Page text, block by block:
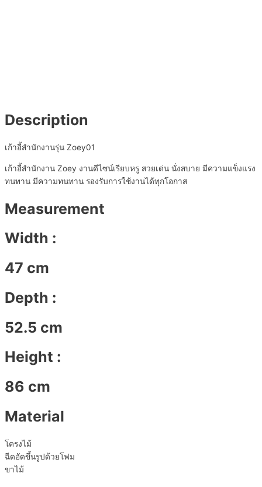
Description
เก้าอี้สำนักงานรุ่น Zoey01
เก้าอี้สำนักงาน Zoey งานดีไซน์เรียบหรู สวยเด่น นั่งสบาย มีความแข็งแรง
ทนทาน มีความทนทาน รองรับการใช้งานได้ทุกโอกาส
Measurement
Width :
47 cm
Depth :
52.5 cm
Height :
86 cm
Material
โครงไม้
ฉีดอัดขึ้นรูปด้วยโฟม
ขาไม้